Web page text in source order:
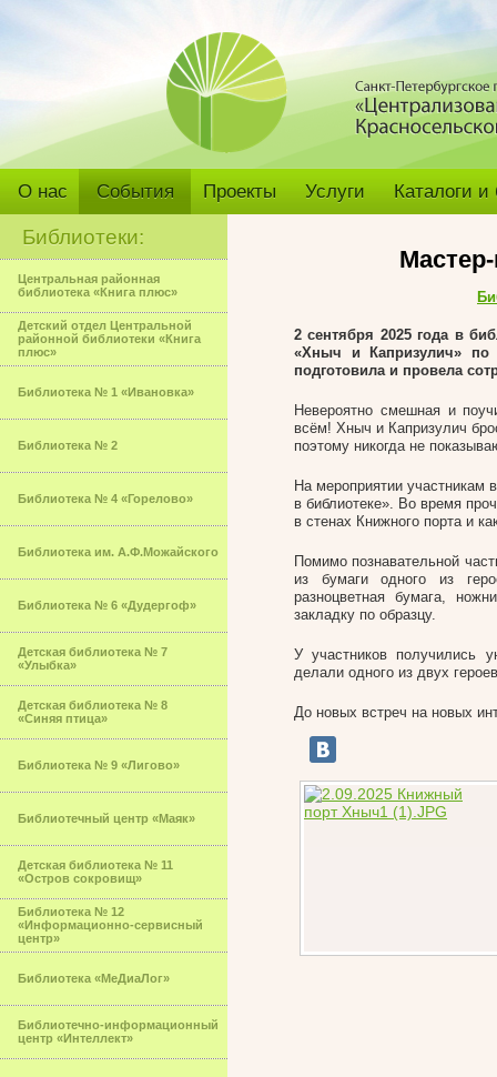
О нас События Проекты Услуги Каталоги
Библиотеки:
Центральная районная
библиотека «Книга плюс»
Детский отдел Центральной
районной библиотеки «Книга
плюс»
Библиотека № 1 «Ивановка»
Библиотека № 2
Библиотека № 4 «Горелово»
Библиотека им. А.Ф.Можайского
Библиотека № 6 «Дудергоф»
Детская библиотека № 7
«Улыбка»
Детская библиотека № 8
«Синяя птица»
Библиотека № 9 «Лигово»
Библиотечный центр «Маяк»
Детская библиотека № 11
«Остров сокровищ»
Библиотека № 12
«Информационно-сервисный
центр»
Библиотека «МеДиаЛог»
Библиотечно-информационный
центр «Интеллект»
2 сентября 2025 года в
«Хныч и Капризулич» по
подготовила и провела
Невероятно смешная и
всём! Хныч и Капризулич
поэтому никогда не
На мероприятии участникам
в библиотеке». Во время
в стенах Книжного порта и
Помимо познавательной
из бумаги одного из
разноцветная бумага,
закладку по образцу.
У участников получились
делали одного из двух
До новых встреч на новых